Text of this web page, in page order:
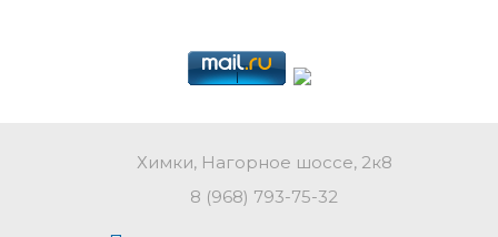
Химки, Нагорное шоссе, 2к8
8 (968) 793-75-32